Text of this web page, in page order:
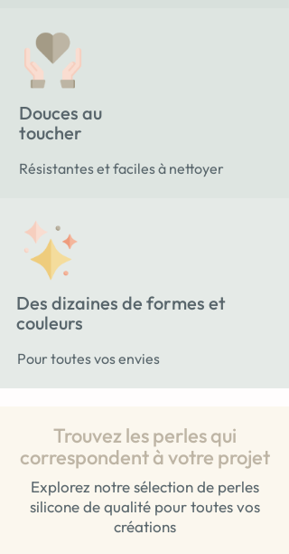
Douces au
toucher
Résistantes et faciles à nettoyer
Des dizaines de formes et
couleurs
Pour toutes vos envies
Trouvez les perles qui
correspondent à votre projet
Explorez notre sélection de perles
silicone de qualité pour toutes vos
créations